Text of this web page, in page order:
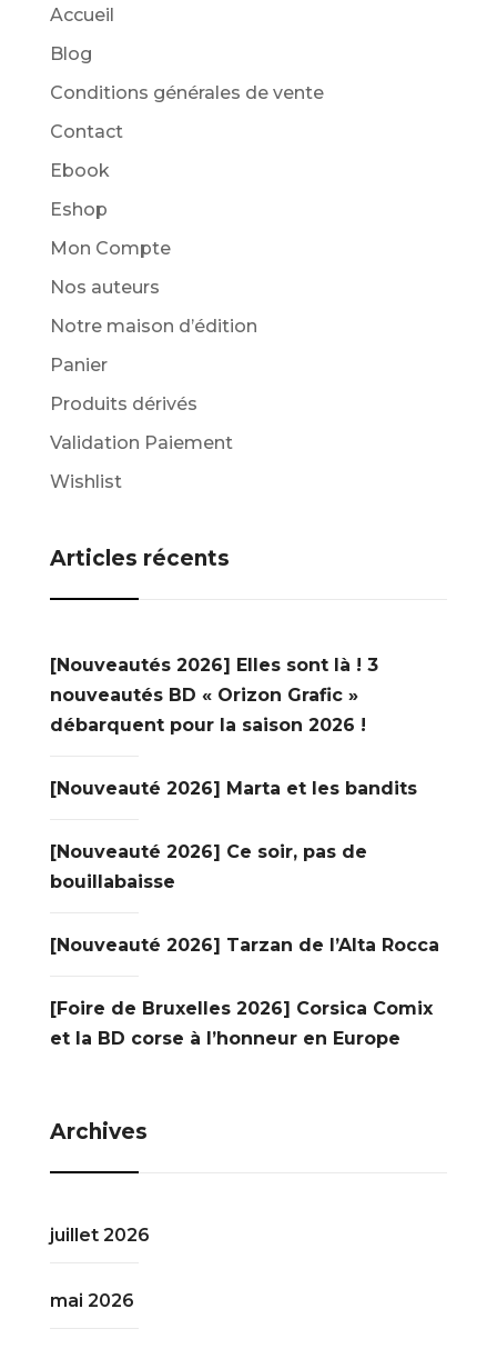
Accueil
Blog
Conditions générales de vente
Contact
Ebook
Eshop
Mon Compte
Nos auteurs
Notre maison d’édition
Panier
Produits dérivés
Validation Paiement
Wishlist
Articles récents
[Nouveautés 2026] Elles sont là ! 3
nouveautés BD « Orizon Grafic »
débarquent pour la saison 2026 !
[Nouveauté 2026] Marta et les bandits
[Nouveauté 2026] Ce soir, pas de
bouillabaisse
[Nouveauté 2026] Tarzan de l’Alta Rocca
[Foire de Bruxelles 2026] Corsica Comix
et la BD corse à l’honneur en Europe
Archives
juillet 2026
mai 2026